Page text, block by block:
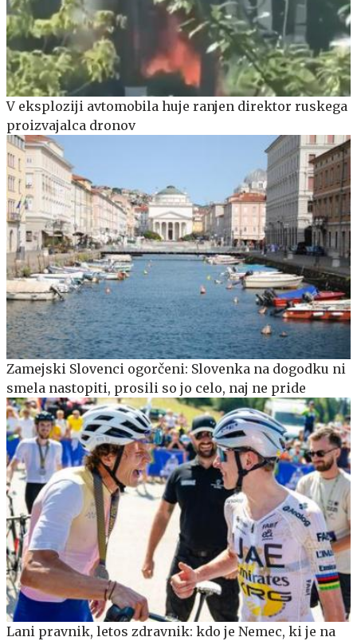
V eksploziji avtomobila huje ranjen direktor ruskega
proizvajalca dronov
Zamejski Slovenci ogorčeni: Slovenka na dogodku ni
smela nastopiti, prosili so jo celo, naj ne pride
Lani pravnik, letos zdravnik: kdo je Nemec, ki je na